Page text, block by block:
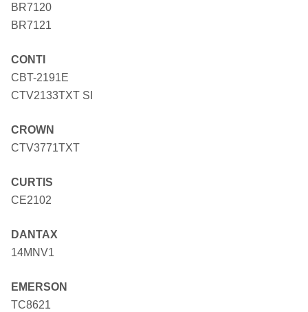
BR7120
BR7121
CONTI
CBT-2191E
CTV2133TXT SI
CROWN
CTV3771TXT
CURTIS
CE2102
DANTAX
14MNV1
EMERSON
TC8621